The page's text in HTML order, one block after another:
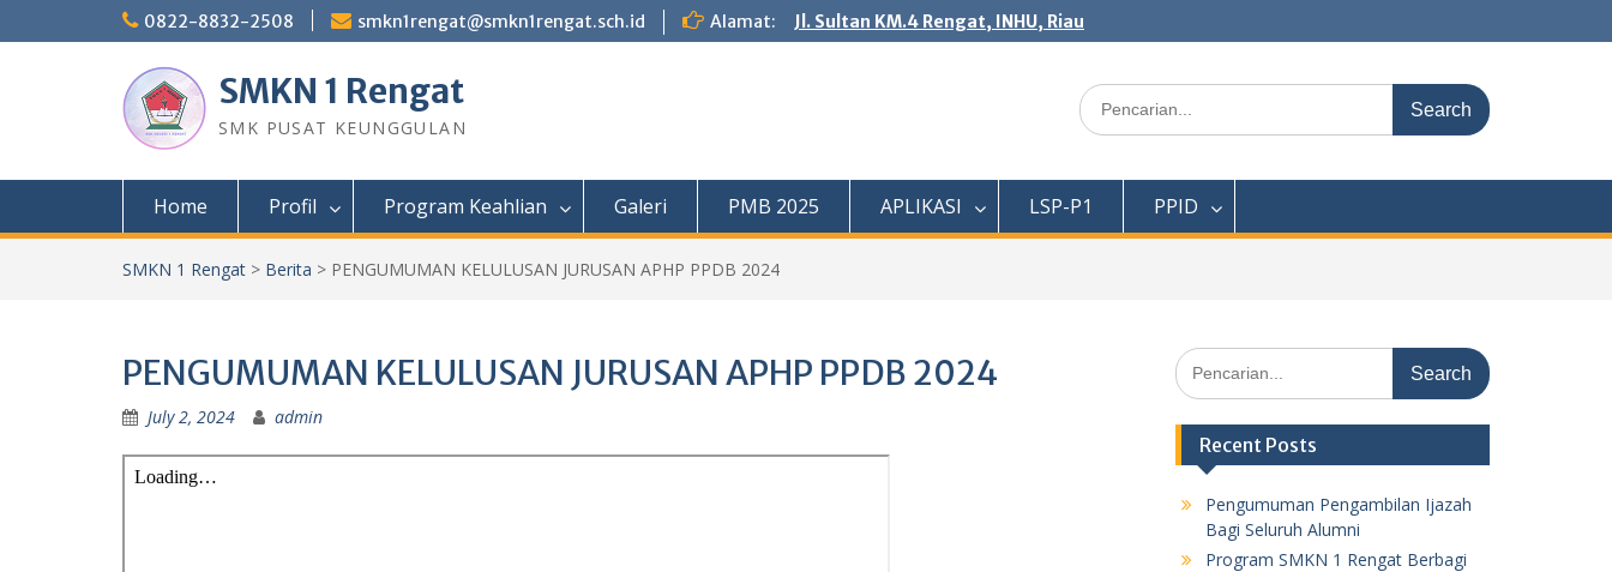
to
0822-8832-2508 smkn1rengat@smkn1rengat.sch.id Alamat: Jl. Sultan KM.4 Rengat, INHU, Riau
SMKN 1 Rengat
SMK PUSAT KEUNGGULAN
Search
for:
Home Profil Program Keahlian Galeri PMB 2025 APLIKASI LSP-P1 PPID
SMKN 1 Rengat > Berita > PENGUMUMAN KELULUSAN JURUSAN APHP PPDB 2024
PENGUMUMAN KELULUSAN JURUSAN APHP PPDB 2024
July 2, 2024 admin
Search
for:
Recent Posts
Pengumuman Pengambilan Ijazah
Bagi Seluruh Alumni
Program SMKN 1 Rengat Berbagi